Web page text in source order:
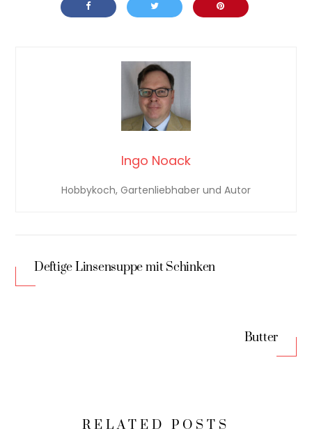
Ingo Noack
Hobbykoch, Gartenliebhaber und Autor
Deftige Linsensuppe mit Schinken
Butter
RELATED POSTS